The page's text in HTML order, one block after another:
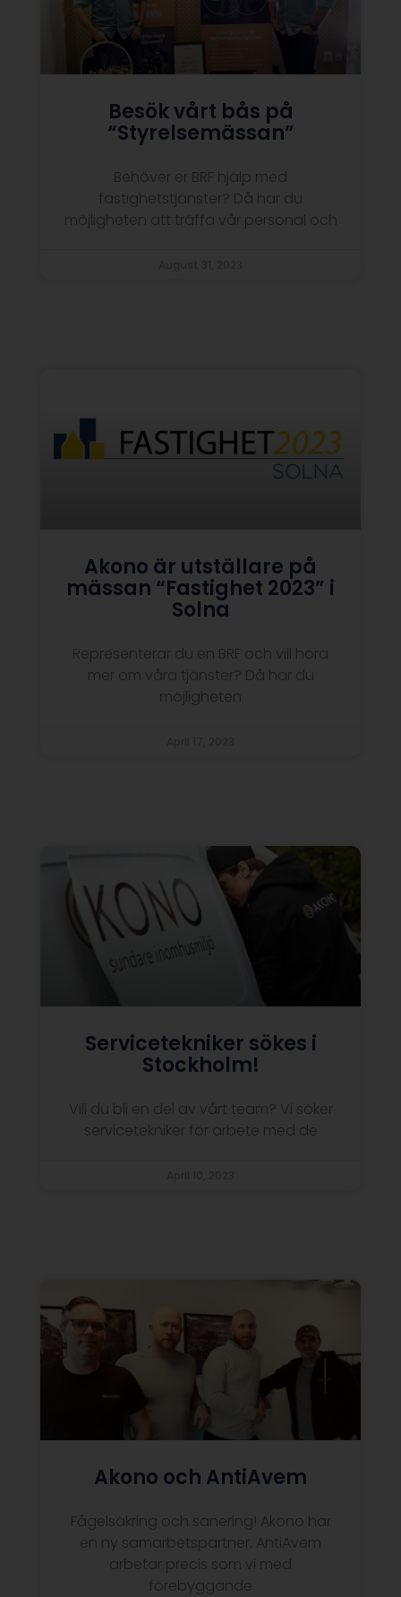
Besök vårt bås på
“Styrelsemässan”
Behöver er BRF hjälp med
fastighetstjänster? Då har du
möjligheten att träffa vår personal och
Akono är utställare på
mässan “Fastighet 2023” i
Solna
Representerar du en BRF och vill höra
mer om våra tjänster? Då har du
möjligheten
Servicetekniker sökes i
Stockholm!
Vill du bli en del av vårt team? Vi söker
servicetekniker för arbete med de
Akono och AntiAvem
Fågelsäkring och sanering! Akono har
en ny samarbetspartner. AntiAvem
arbetar precis som vi med
förebyggande